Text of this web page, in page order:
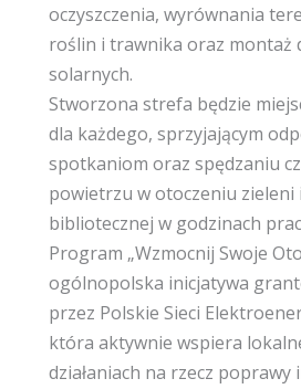
oczyszczenia, wyrównania
roślin i trawnika oraz montaż
solarnych.
Stworzona strefa będzie
dla każdego, sprzyjającym
spotkaniom oraz spędzaniu
powietrzu w otoczeniu zieleni
bibliotecznej w godzinach
Program „Wzmocnij Swoje
ogólnopolska inicjatywa
przez Polskie Sieci
która aktywnie wspiera
działaniach na rzecz